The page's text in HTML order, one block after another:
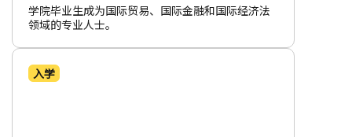
学院毕业生成为国际贸易、国际金融和国际经济法
领域的专业人士。
入学